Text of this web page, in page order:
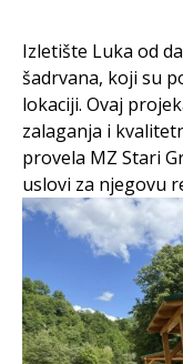
Izletište Luka od
šadrvana, koji su
lokaciji. Ovaj
zalaganja i
provela MZ Stari
uslovi za njegovu